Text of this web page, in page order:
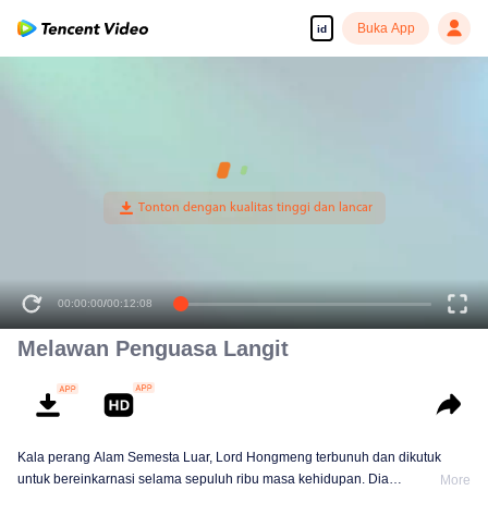
id Buka App
Melawan Penguasa Langit
Kala perang Alam Semesta Luar, Lord Hongmeng terbunuh dan dikutuk
untuk bereinkarnasi selama sepuluh ribu masa kehidupan. Dia
More